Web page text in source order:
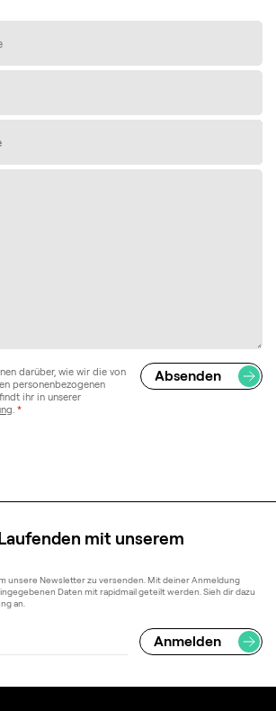
darüber, wie wir die von
personenbezogenen
ihr in unserer
. *
mit unserem
unsere Newsletter zu versenden. Mit deiner Anmeldung
Daten mit rapidmail geteilt werden. Sieh dir dazu
an.